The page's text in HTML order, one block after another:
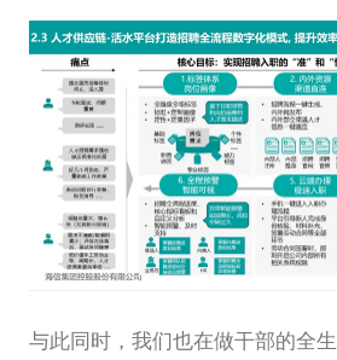
与此同时，我们也在做干部的全